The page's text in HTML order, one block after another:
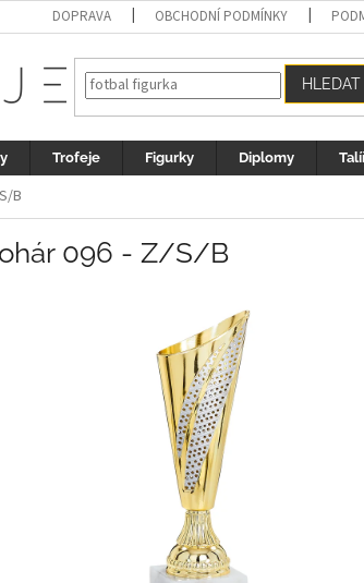
DOPRAVA OBCHODNÍ PODMÍNKY
HLEDAT
Trofeje Figurky Diplomy
B
096 - Z/S/B